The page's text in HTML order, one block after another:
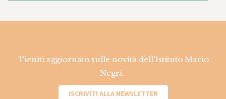
Tieniti aggiornato sulle novità dell'Istituto Mario
Negri.
ISCRIVITI ALLA NEWSLETTER